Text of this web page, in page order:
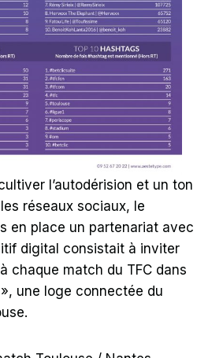
l’autodérision et un ton
réseaux sociaux, le
en place un partenariat avec
digital consistait à inviter
chaque match du TFC dans
une loge connectée du